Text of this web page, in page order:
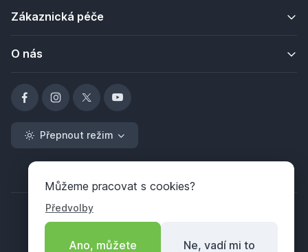
Zákaznická péče
O nás
Přepnout režim
Můžeme pracovat s cookies?
Předvolby
Ano, můžete Ne, vadí mi to